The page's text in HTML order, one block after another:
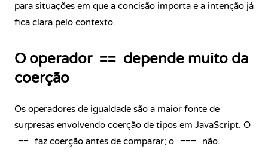
para situações em que a concisão importa e a intenção já
fica clara pelo contexto.
O operador == depende muito da
coerção
Os operadores de igualdade são a maior fonte de
surpresas envolvendo coerção de tipos em JavaScript. O
== faz coerção antes de comparar; o === não.